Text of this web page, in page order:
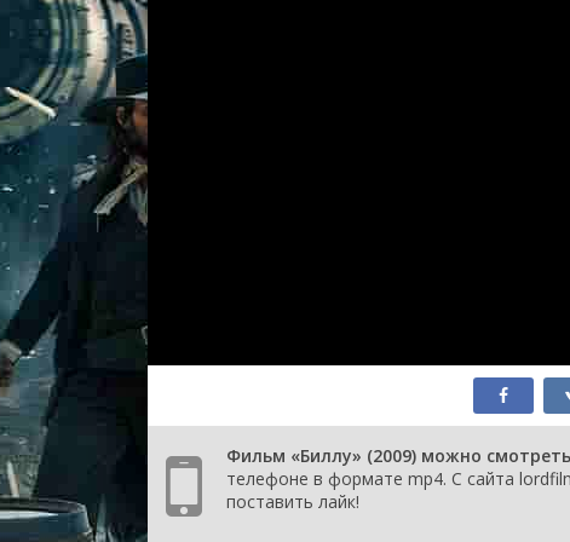
Фильм «Биллу» (2009) можно
телефоне в формате mp4. С сайта
поставить лайк!